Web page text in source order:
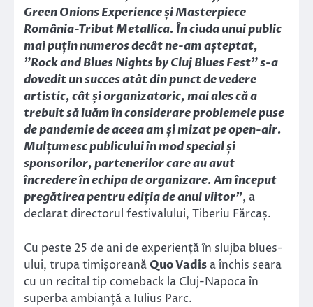
Green Onions Experience și Masterpiece
România-Tribut Metallica. În ciuda unui public
mai puțin numeros decât ne-am așteptat,
”Rock and Blues Nights by Cluj Blues Fest” s-a
dovedit un succes atât din punct de vedere
artistic, cât și organizatoric, mai ales că a
trebuit să luăm în considerare problemele puse
de pandemie de aceea am și mizat pe open-air.
Mulțumesc publicului în mod special și
sponsorilor, partenerilor care au avut
încredere în echipa de organizare. Am început
pregătirea pentru ediția de anul viitor”, a
declarat directorul festivalului, Tiberiu Fărcaș.
Cu peste 25 de ani de experiență în slujba blues-
ului, trupa timișoreană Quo Vadis a închis seara
cu un recital tip comeback la Cluj-Napoca în
superba ambianță a Iulius Parc.